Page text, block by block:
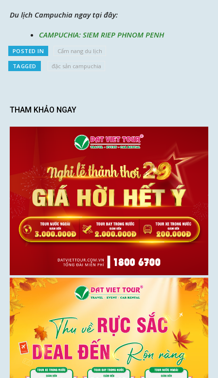
Du lịch Campuchia ngay tại đây:
CAMPUCHIA: SIEM RIEP PHNOM PENH
POSTED IN Cẩm nang du lịch
TAGGED đặc sản campuchia
THAM KHẢO NGAY